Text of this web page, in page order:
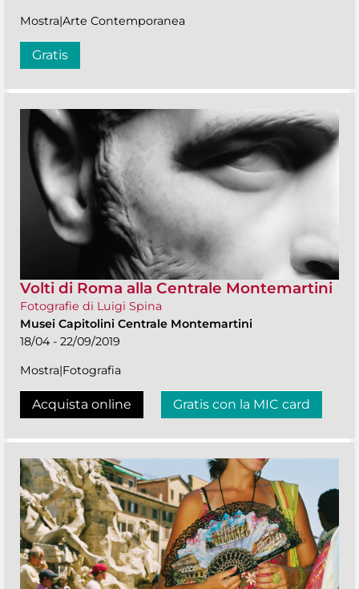
Mostra|Arte Contemporanea
Gratis
Volti di Roma alla Centrale Montemartini
Fotografie di Luigi Spina
Musei Capitolini Centrale Montemartini
18/04 - 22/09/2019
Mostra|Fotografia
Acquista online Gratis con la MIC card